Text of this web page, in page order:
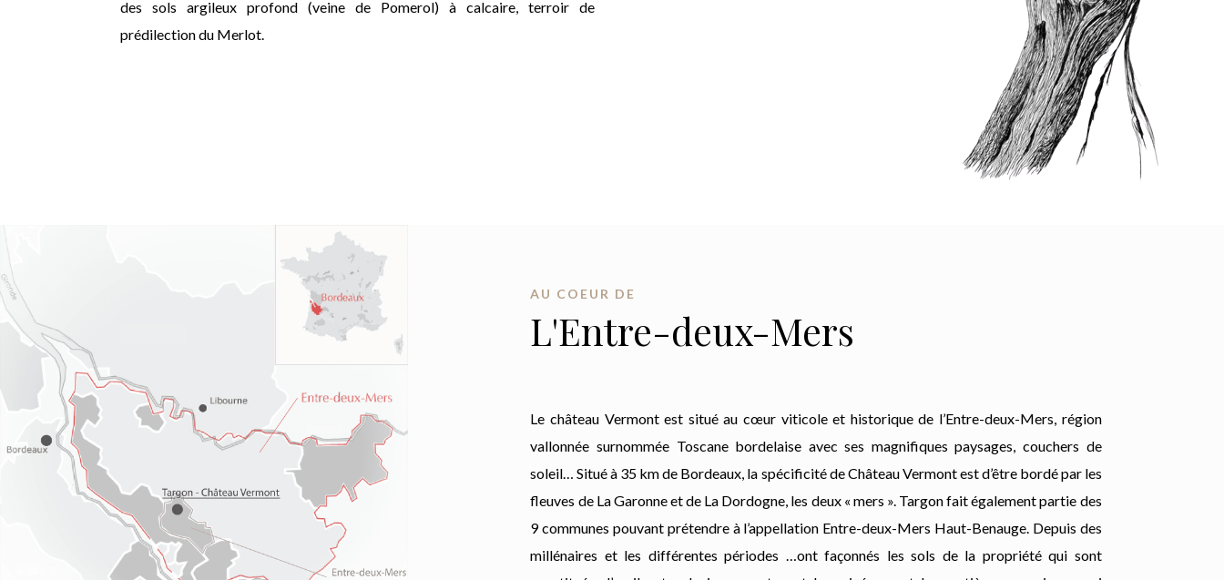
des sols argileux profond (veine de Pomerol) à calcaire, terroir de
prédilection du Merlot.
AU COEUR DE
L'Entre-deux-Mers
Le château Vermont est situé au cœur viticole et historique de l’Entre-deux-Mers, région
vallonnée surnommée Toscane bordelaise avec ses magnifiques paysages, couchers de
soleil… Situé à 35 km de Bordeaux, la spécificité de Château Vermont est d’être bordé par les
fleuves de La Garonne et de La Dordogne, les deux « mers ». Targon fait également partie des
9 communes pouvant prétendre à l’appellation Entre-deux-Mers Haut-Benauge. Depuis des
millénaires et les différentes périodes …ont façonnés les sols de la propriété qui sont